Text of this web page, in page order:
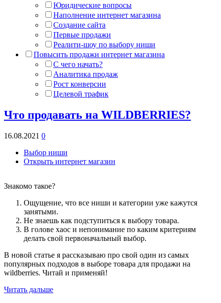
Юридические вопросы
Наполнение интернет магазина
Создание сайта
Первые продажи
Реалити-шоу по выбору ниши
Повысить продажи интернет магазина
С чего начать?
Аналитика продаж
Рост конверсии
Целевой трафик
Что продавать на WILDBERRIES?
16.08.2021 0
Выбор ниши
Открыть интернет магазин
Знакомо такое?
Ощущение, что все ниши и категории уже кажутся
занятыми.
Не знаешь как подступиться к выбору товара.
В голове хаос и непонимание по каким критериям
делать свой первоначальный выбор.
В новой статье я рассказываю про свой один из самых
популярных подходов в выборе товара для продажи на
wildberries. Читай и применяй!
Читать дальше